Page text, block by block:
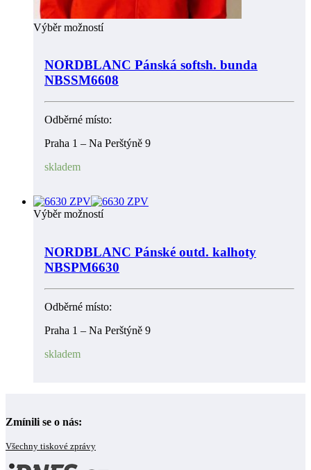
Výběr možností
NORDBLANC Pánská softsh. bunda
NBSSM6608
Odběrné místo:
Praha 1 – Na Perštýně 9
skladem
Výběr možností
NORDBLANC Pánské outd. kalhoty
NBSPM6630
Odběrné místo:
Praha 1 – Na Perštýně 9
skladem
Zmínili se o nás:
Všechny tiskové zprávy